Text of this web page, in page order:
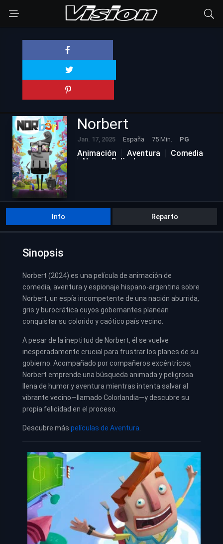
Norbert
Jan. 17, 2025 España 75 Min. PG
Animación Aventura
Comedia
Nuevas Películas
Info Reparto
Sinopsis
Norbert (2024) es una película de animación de
comedia, aventura y espionaje hispano-argentina sobre
Norbert, un espía incompetente de una nación aburrida,
gris y burocrática cuyos gobernantes planean
conquistar su colorido y caótico país vecino.
A pesar de la ineptitud de Norbert, él se vuelve
inesperadamente crucial para frustrar los planes de su
gobierno. Acompañado por compañeros excéntricos,
Norbert emprende una búsqueda animada y peligrosa
llena de humor y aventura mientras intenta salvar al
vibrante vecino—llamado Colorlandia—y descubre su
propia felicidad en el proceso.
Descubre más películas de Aventura